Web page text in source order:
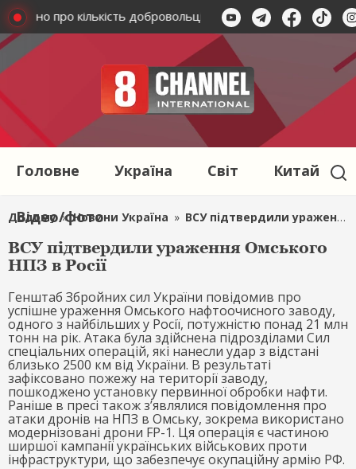
про кількість добровольців, які стали на захист
Головне Україна Світ Китай
Відео/фото
Додому » Новини Україна » ВСУ підтвердили ураження Омського НПЗ в Росії
ВСУ підтвердили ураження Омського
НПЗ в Росії
Генштаб Збройних сил України повідомив про
успішне ураження Омського нафтоочисного заводу,
одного з найбільших у Росії, потужністю понад 21 млн
тонн на рік. Атака була здійснена підрозділами Сил
спеціальних операцій, які нанесли удар з відстані
близько 2500 км від України. В результаті
зафіксовано пожежу на території заводу,
пошкоджено установку первинної обробки нафти.
Раніше в пресі також з’являлися повідомлення про
атаки дронів на НПЗ в Омську, зокрема використано
модернізовані дрони FP-1. Ця операція є частиною
ширшої кампанії українських військових проти
інфраструктури, що забезпечує окупаційну армію РФ.